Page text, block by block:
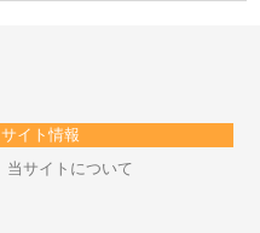
サイト情報
当サイトについて